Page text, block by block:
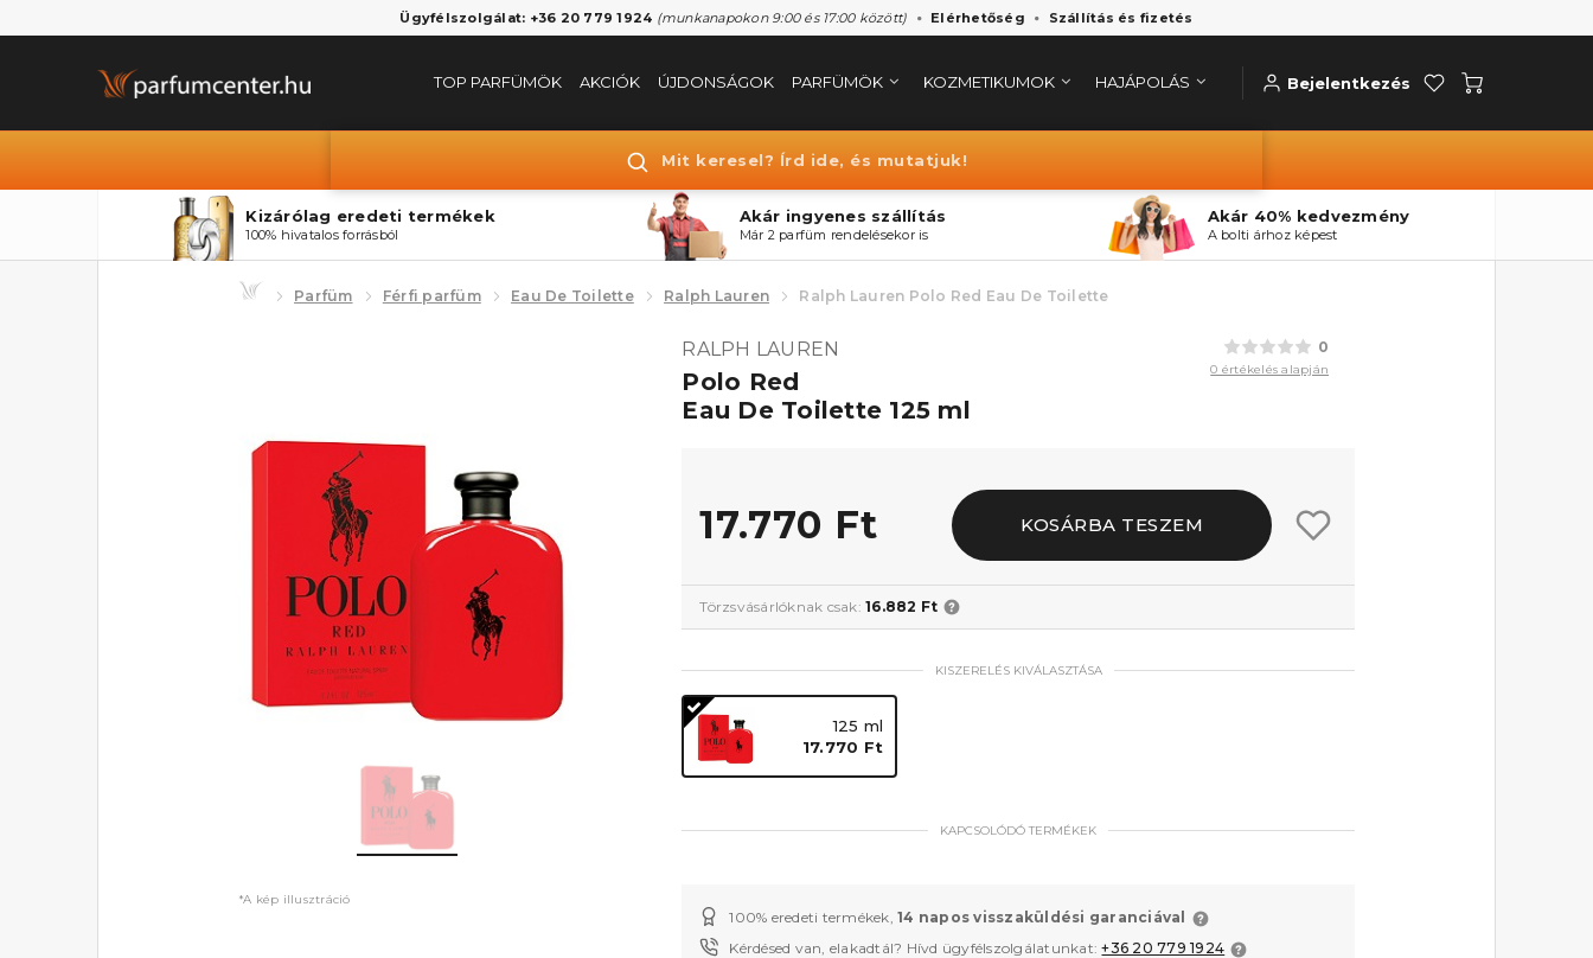
Ügyfélszolgálat: +36 20 779 1924 (munkanapokon 9:00 és 17:00 között) Elérhetőség Szállítás és fizetés
TOP PARFÜMÖK AKCIÓK ÚJDONSÁGOK PARFÜMÖK KOZMETIKUMOK HAJÁPOLÁS Bejelentkezés
Mit keresel? Írd ide, és mutatjuk!
Kizárólag eredeti termékek
100% hivatalos forrásból
Akár ingyenes szállítás
Már 2 parfüm rendelésekor is
Akár 40% kedvezmény
A bolti árhoz képest
Parfüm Férfi parfüm Eau De Toilette Ralph Lauren Ralph Lauren Polo Red Eau De Toilette
*A kép illusztráció
0
0 értékelés alapján
RALPH LAUREN
Polo Red
Eau De Toilette 125 ml
17.770 Ft KOSÁRBA TESZEM
Törzsvásárlóknak csak:16.882 Ft
KISZERELÉS KIVÁLASZTÁSA
125 ml
17.770 Ft
KAPCSOLÓDÓ TERMÉKEK
100% eredeti termékek,14 napos visszaküldési garanciával
Kérdésed van, elakadtál? Hívd ügyfélszolgálatunkat:+36 20 779 1924